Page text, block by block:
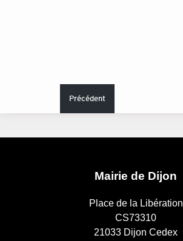
Précédent
Mairie de Dijon
Place de la Libération
CS73310
21033 Dijon Cedex